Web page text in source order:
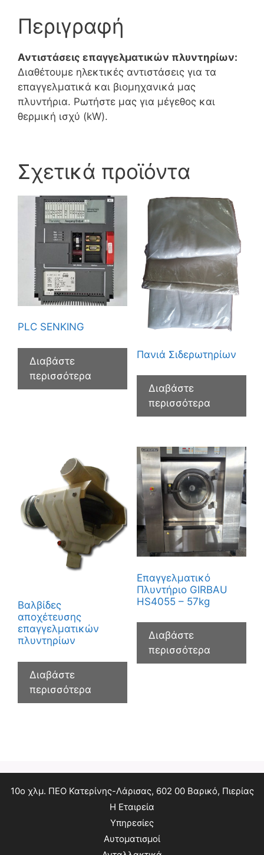
Περιγραφή
Αντιστάσεις επαγγελματικών πλυντηρίων:
Διαθέτουμε ηλεκτικές αντιστάσεις για τα
επαγγελματικά και βιομηχανικά μας
πλυντήρια. Ρωτήστε μας για μέγεθος και
θερμική ισχύ (kW).
Σχετικά προϊόντα
PLC SENKING
Διαβάστε
περισσότερα
Πανιά Σιδερωτηρίων
Διαβάστε
περισσότερα
Βαλβίδες
αποχέτευσης
επαγγελματικών
πλυντηρίων
Διαβάστε
περισσότερα
Επαγγελματικό
Πλυντήριο GIRBAU
HS4055 – 57kg
Διαβάστε
περισσότερα
10ο χλμ. ΠΕΟ Κατερίνης-Λάρισας, 602 00 Βαρικό, Πιερίας
Η Εταιρεία
Υπηρεσίες
Αυτοματισμοί